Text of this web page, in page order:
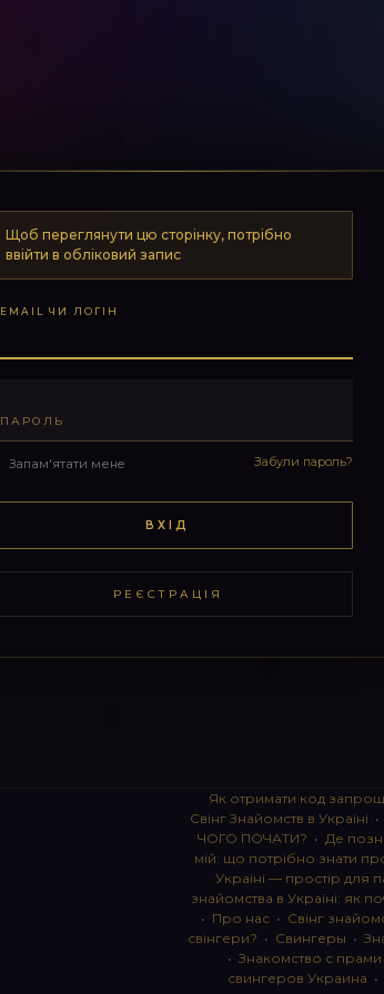
Щоб переглянути цю сторінку, потрібно
ввійти в обліковий запис
EMAIL ЧИ ЛОГІН
ПАРОЛЬ
Запам'ятати мене Забули пароль?
ВХІД
РЕЄСТРАЦІЯ
Як отримати код
Свінг Знайомств в Україні •
ЧОГО ПОЧАТИ? • Де
мій: що потрібно знати
Україні — простір для
знайомства в Україні: як
• Про нас • Свінг
свінгери? • Свингеры •
• Знакомство с прами
свингеров Украина •